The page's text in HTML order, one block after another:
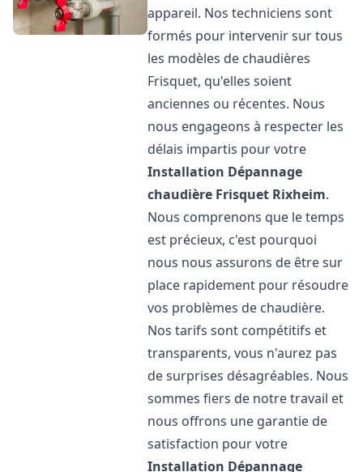
appareil. Nos techniciens sont
formés pour intervenir sur tous
les modèles de chaudières
Frisquet, qu'elles soient
anciennes ou récentes. Nous
nous engageons à respecter les
délais impartis pour votre
Installation Dépannage
chaudière Frisquet Rixheim.
Nous comprenons que le temps
est précieux, c'est pourquoi
nous nous assurons de être sur
place rapidement pour résoudre
vos problèmes de chaudière.
Nos tarifs sont compétitifs et
transparents, vous n'aurez pas
de surprises désagréables. Nous
sommes fiers de notre travail et
nous offrons une garantie de
satisfaction pour votre
Installation Dépannage